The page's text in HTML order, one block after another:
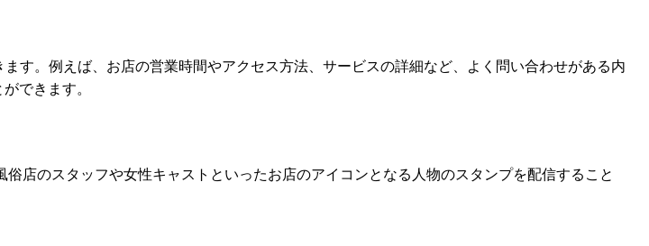
す。例えば、お店の営業時間やアクセス方法、サービスの詳細など、よく問い合わせがある内
できます。
店のスタッフや女性キャストといったお店のアイコンとなる人物のスタンプを配信すること